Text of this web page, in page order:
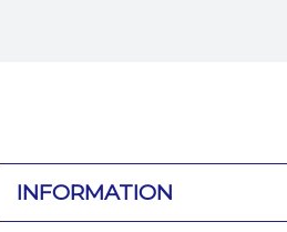
INFORMATION